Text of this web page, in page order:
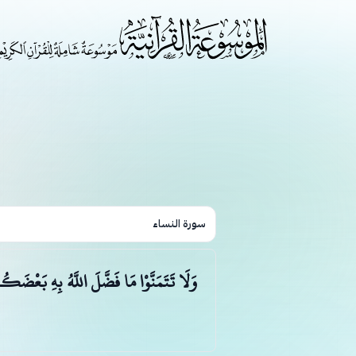
سورة النساء
وَلَا تَتَمَنَّوْا مَا فَضَّلَ اللَّهُ بِهِ